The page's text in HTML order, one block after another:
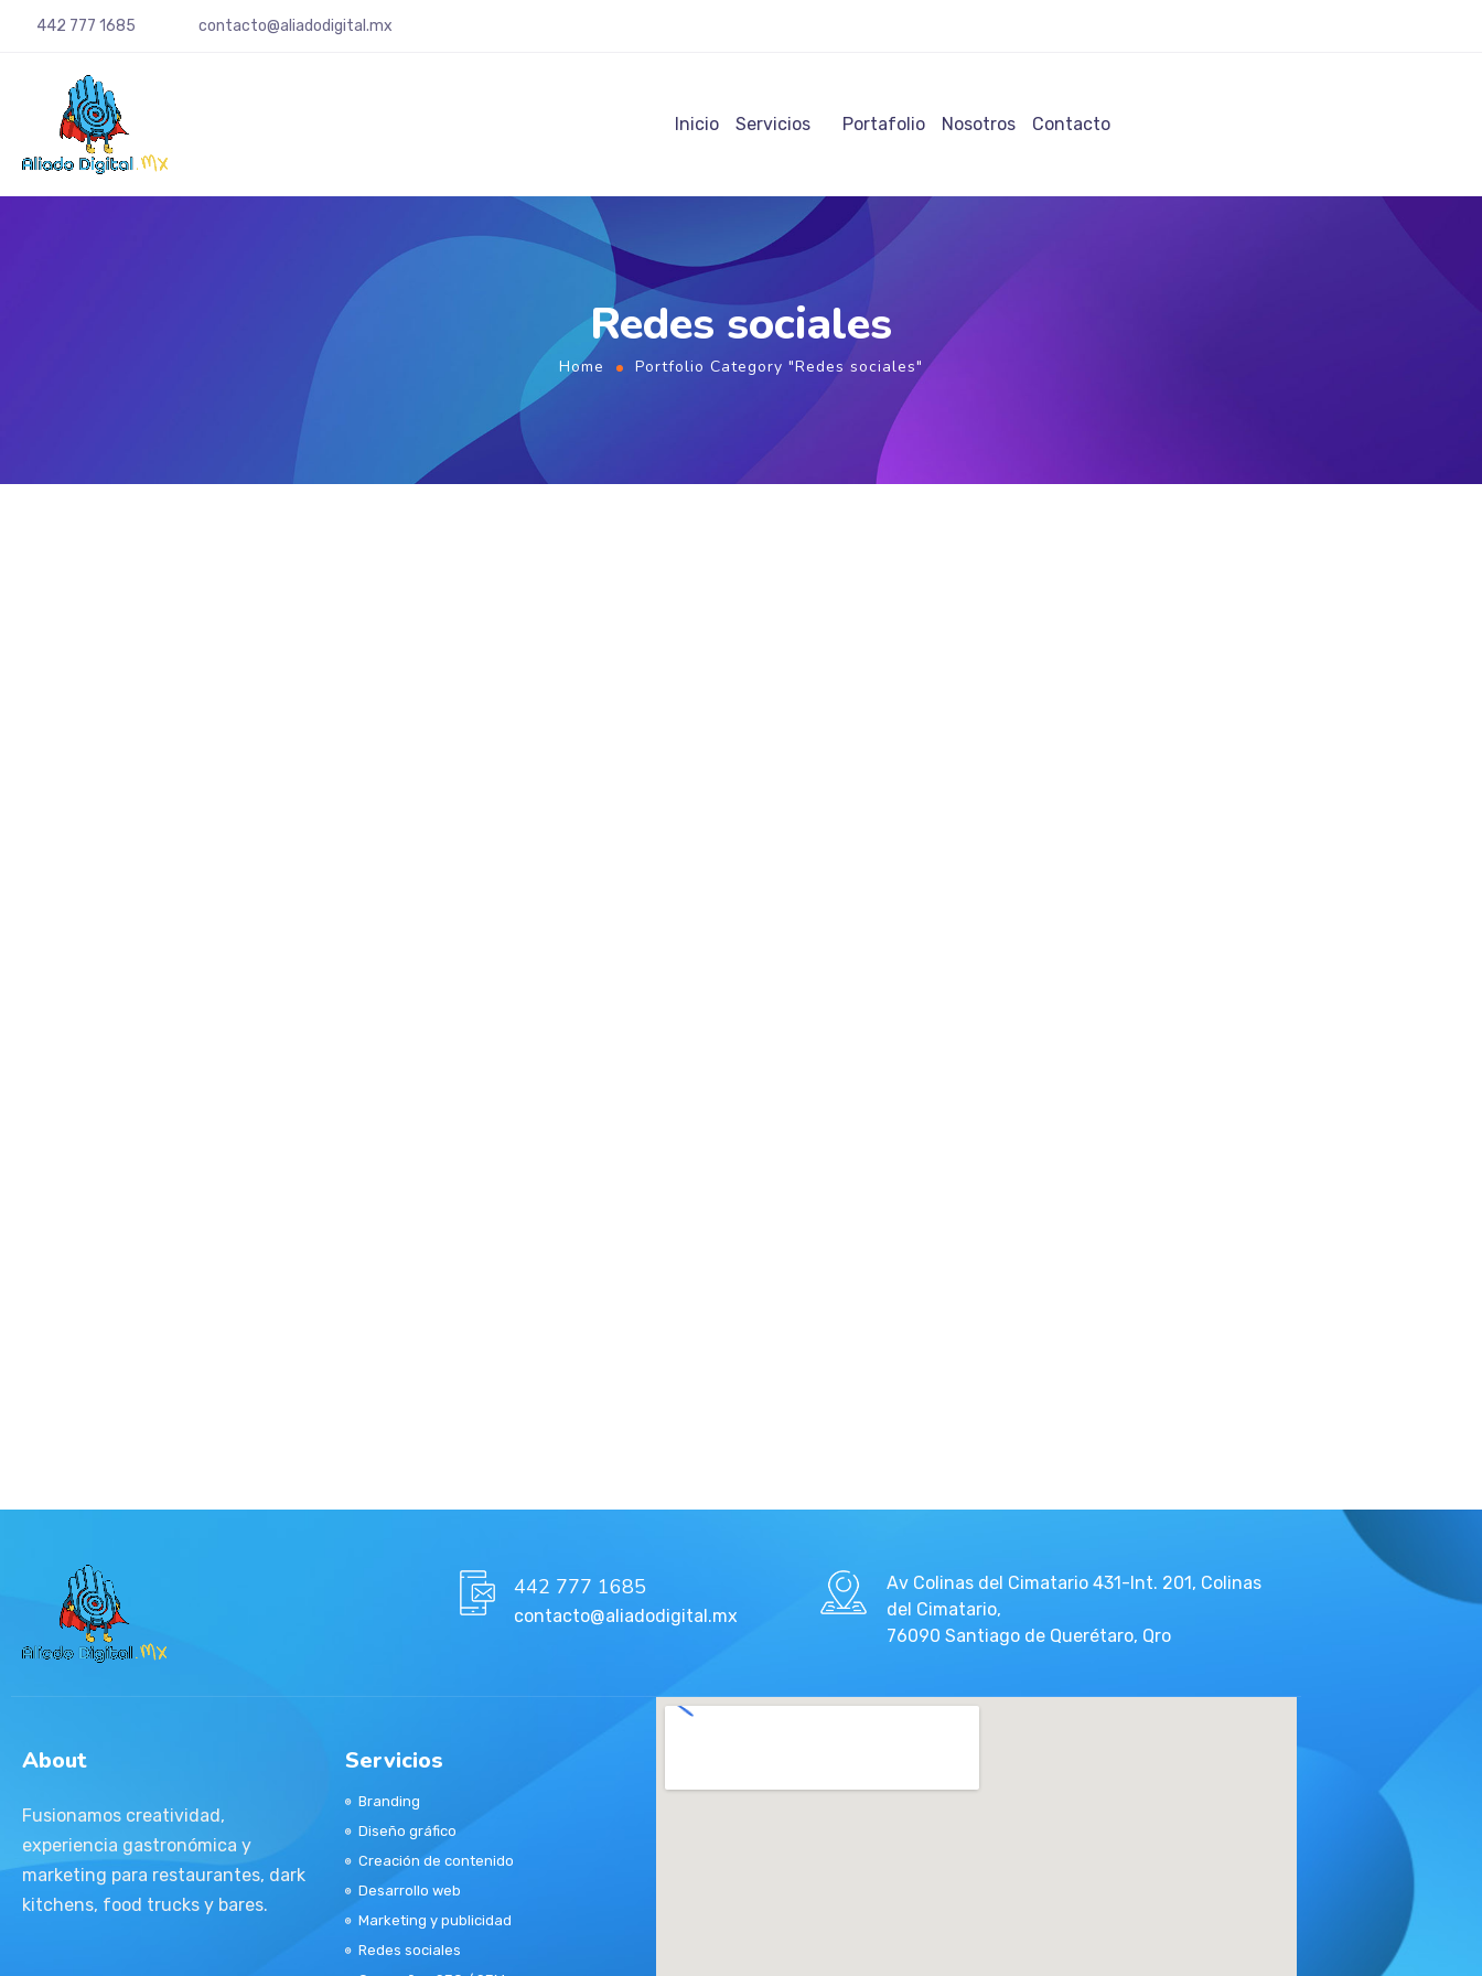
442 777 1685 contacto@aliadodigital.mx
Inicio Servicios Portafolio Nosotros Contacto
Redes sociales
Home Portfolio Category "Redes sociales"
442 777 1685
contacto@aliadodigital.mx
Av Colinas del Cimatario 431-Int. 201, Colinas
del Cimatario,
76090 Santiago de Querétaro, Qro
About
Fusionamos creatividad,
experiencia gastronómica y
marketing para restaurantes, dark
kitchens, food trucks y bares.
Servicios
Branding
Diseño gráfico
Creación de contenido
Desarrollo web
Marketing y publicidad
Redes sociales